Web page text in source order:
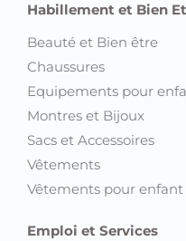
Habillement et Bien
Beauté et Bien être
Chaussures
Equipements pour
Montres et Bijoux
Sacs et Accessoires
Vêtements
Vêtements pour
Emploi et Services